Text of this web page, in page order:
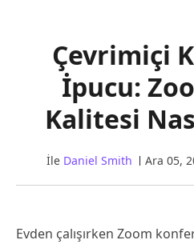
Çevrimiçi
İpucu:
Kalitesi
İle Daniel Smith Ara 05,
Evden çalışırken Zoom